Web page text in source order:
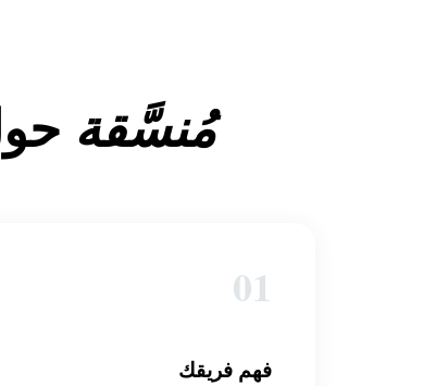
مُنسَّقة
01
فهم فريقك